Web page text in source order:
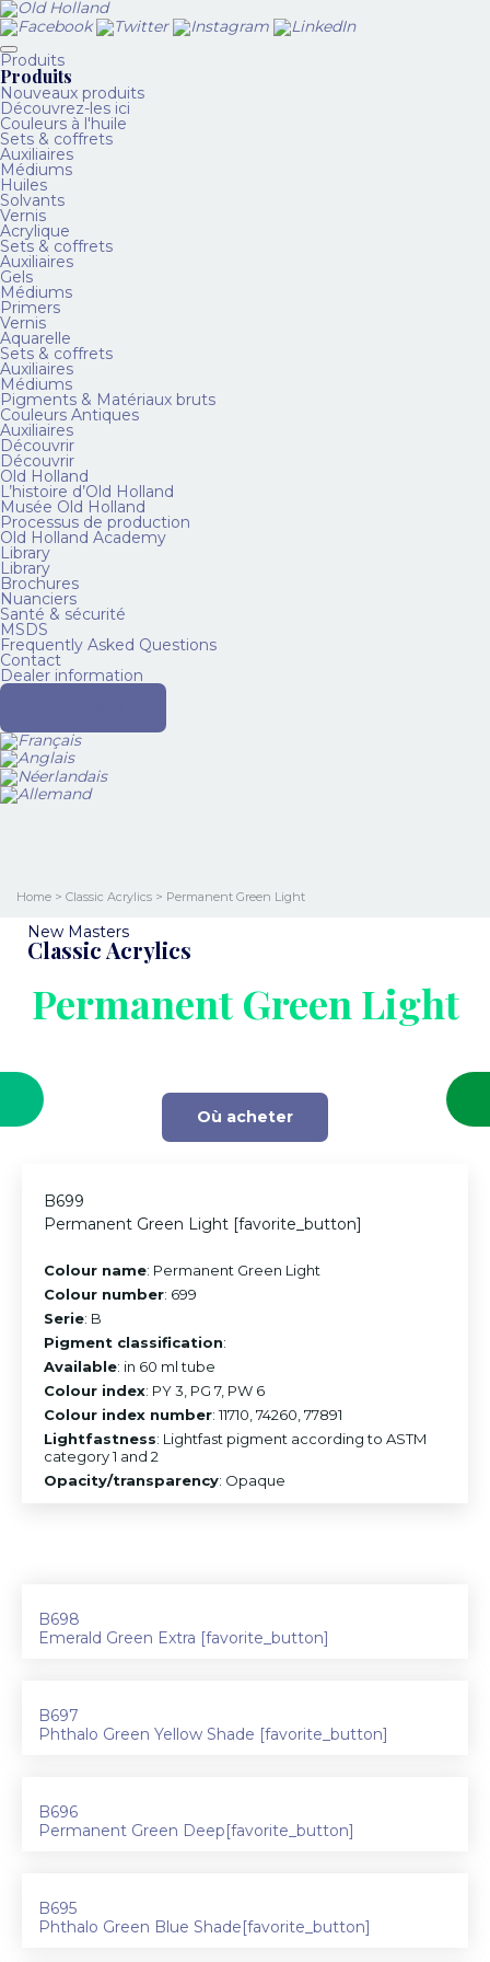
Produits
Produits
Nouveaux produits
Découvrez-les ici
Couleurs à l'huile
Sets & coffrets
Auxiliaires
Médiums
Huiles
Solvants
Vernis
Acrylique
Sets & coffrets
Auxiliaires
Gels
Médiums
Primers
Vernis
Aquarelle
Sets & coffrets
Auxiliaires
Médiums
Pigments & Matériaux bruts
Couleurs Antiques
Auxiliaires
Découvrir
Découvrir
Old Holland
L’histoire d’Old Holland
Musée Old Holland
Processus de production
Old Holland Academy
Library
Library
Brochures
Nuanciers
Santé & sécurité
MSDS
Frequently Asked Questions
Contact
Dealer information
Home > Classic Acrylics > Permanent Green Light
New Masters
Classic Acrylics
Permanent Green Light
Où acheter
B699
Permanent Green Light [favorite_button]
Colour name: Permanent Green Light
Colour number: 699
Serie: B
Pigment classification:
Available: in 60 ml tube
Colour index: PY 3, PG 7, PW 6
Colour index number: 11710, 74260, 77891
Lightfastness: Lightfast pigment according to ASTM
category 1 and 2
Opacity/transparency: Opaque
B698
Emerald Green Extra [favorite_button]
B697
Phthalo Green Yellow Shade [favorite_button]
B696
Permanent Green Deep[favorite_button]
B695
Phthalo Green Blue Shade[favorite_button]